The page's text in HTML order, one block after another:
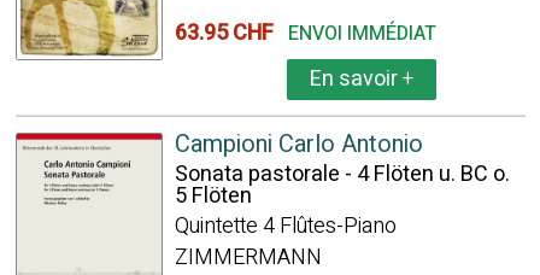
63.95 CHF ENVOI IMMÉDIAT
En savoir+
Campioni Carlo Antonio
Sonata pastorale - 4 Flöten u. BC o.
5 Flöten
Quintette 4 Flûtes-Piano
ZIMMERMANN